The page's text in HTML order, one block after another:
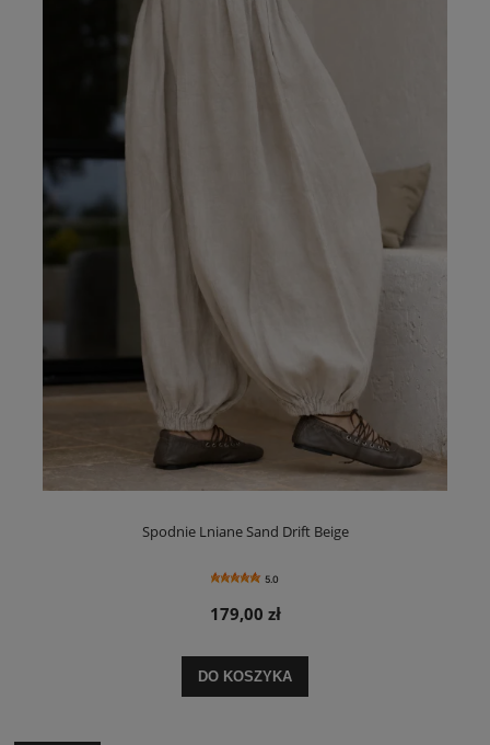
Spodnie Lniane Sand Drift Beige
5.0
179,00 zł
DO KOSZYKA